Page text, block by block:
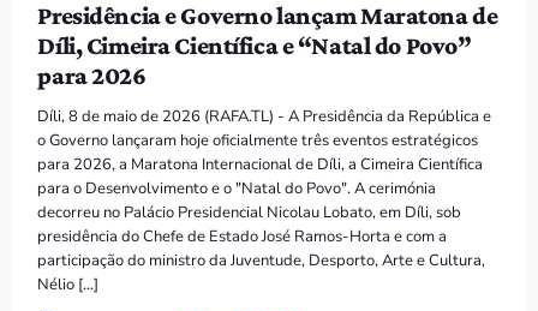
PORTUGUÊS
PRÓXIMOS PROGRAMAS
Bom dia RAFA
7:00 AM - 10:00 AM
Bom dia RAFA
7:00 AM - 9:00 AM
Presidência e Governo lançam Maratona de
Díli, Cimeira Científica e “Natal do Povo”
para 2026
Díli, 8 de maio de 2026 (RAFA.TL) - A Presidência da República e
o Governo lançaram hoje oficialmente três eventos estratégicos
para 2026, a Maratona Internacional de Díli, a Cimeira Científica
para o Desenvolvimento e o "Natal do Povo". A cerimónia
decorreu no Palácio Presidencial Nicolau Lobato, em Díli, sob
presidência do Chefe de Estado José Ramos-Horta e com a
participação do ministro da Juventude, Desporto, Arte e Cultura,
Nélio […]